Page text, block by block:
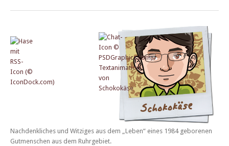
Nachdenkliches und Witziges aus dem „Leben“ eines 1984 geborenen
Gutmenschen aus dem Ruhrgebiet.